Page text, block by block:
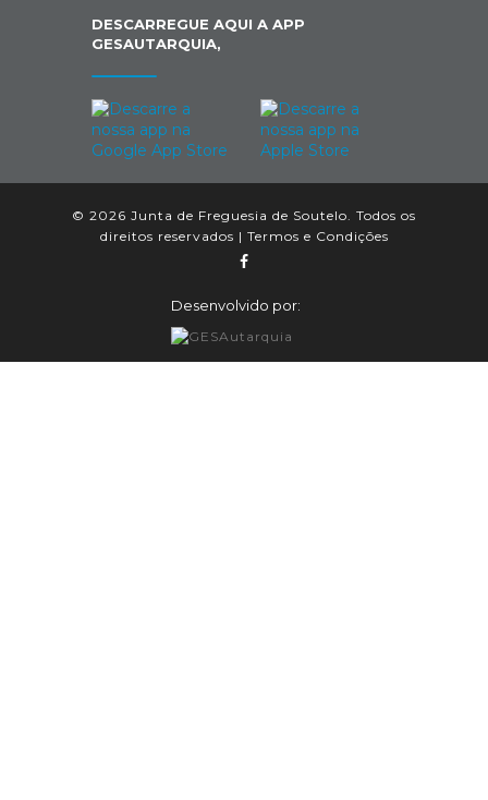
DESCARREGUE AQUI A APP
GESAUTARQUIA,
© 2026 Junta de Freguesia de Soutelo. Todos os
direitos reservados | Termos e Condições
Desenvolvido por: